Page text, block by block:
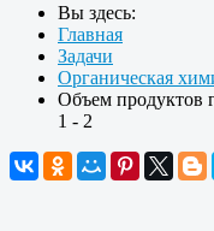
Вы здесь:
Главная
Задачи
Органическая
Объем продуктов
1 - 2